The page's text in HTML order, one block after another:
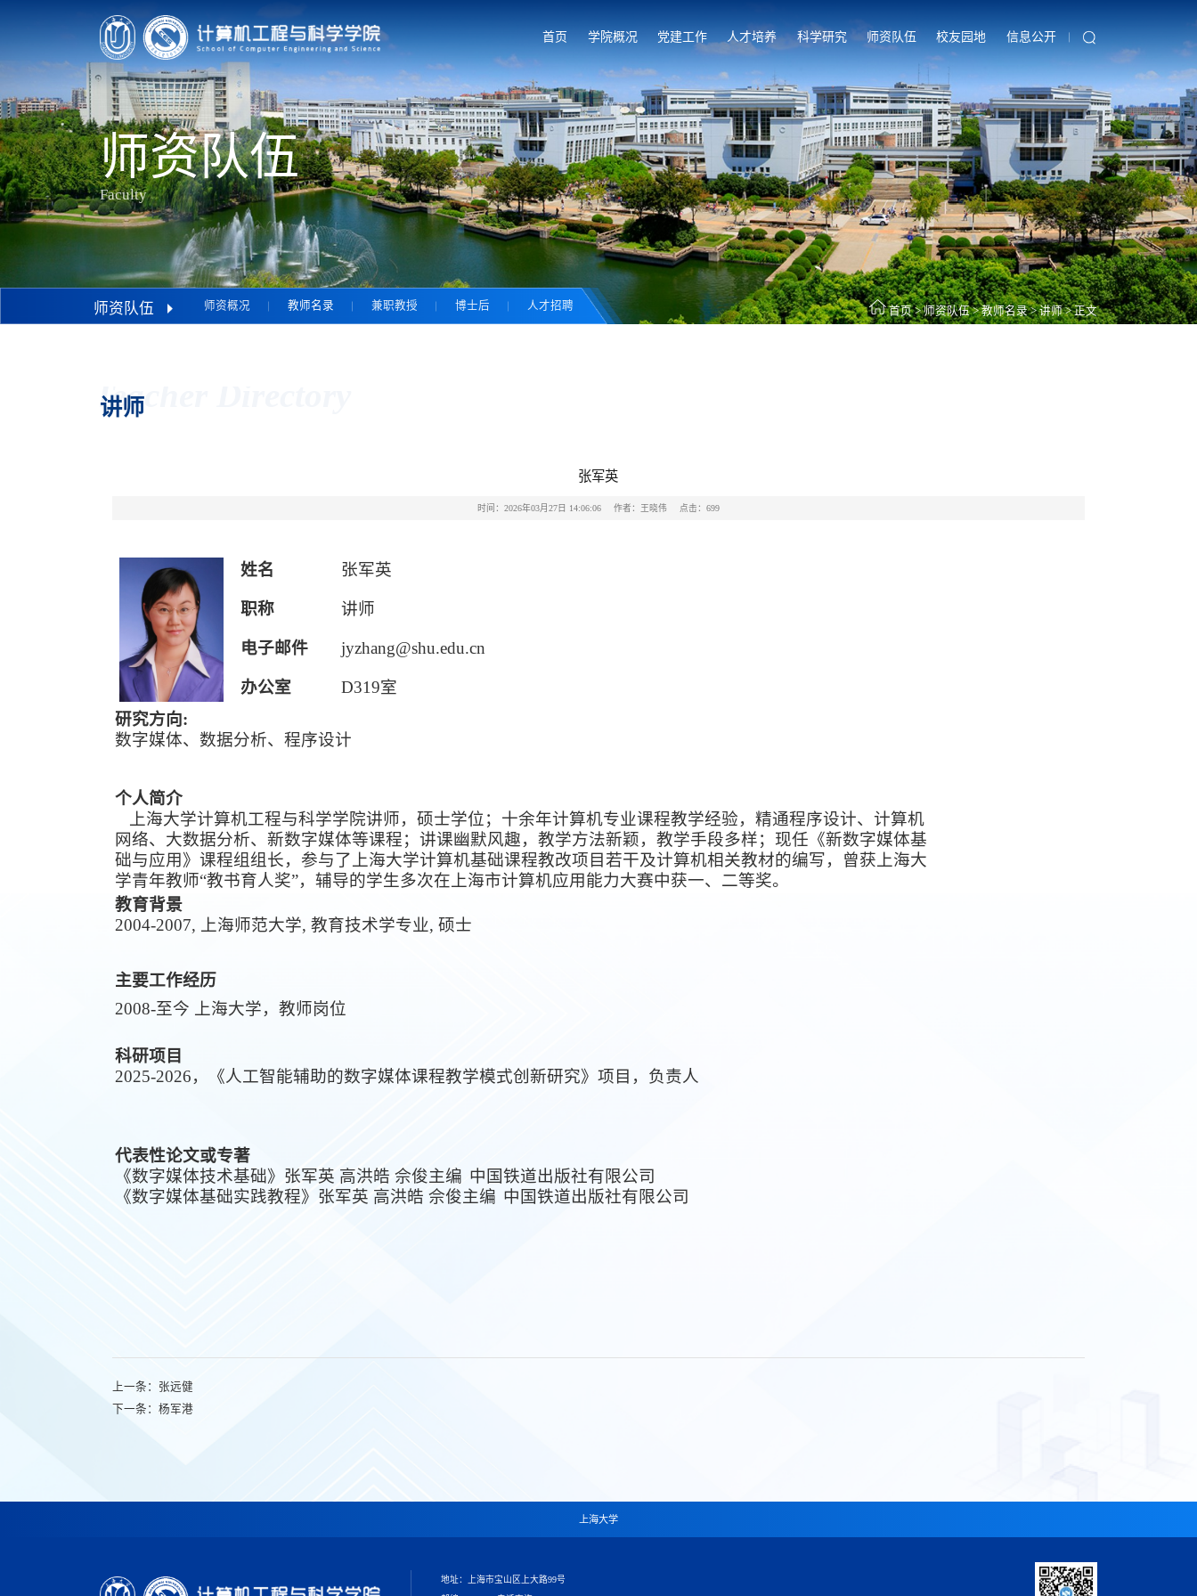
首页 学院概况 党建工作 人才培养 科学研究 师资队伍 校友园地 信息公开
师资队伍
Faculty
师资队伍 师资概况 教师名录 兼职教授 博士后 人才招聘 首页 > 师资队伍 > 教师名录 > 讲师 > 正文
Teacher Directory
讲师
张军英
时间：2026年03月27日 14:06:06 作者：王晓伟 点击： 699
姓名 张军英
职称 讲师
电子邮件 jyzhang@shu.edu.cn
办公室
D319室
研究方向:
数字媒体、数据分析、程序设计
个人简介
上海大学计算机工程与科学学院讲师，硕士学位；十余年计算机专业课程教学经验，精通程序设计、计算机
网络、大数据分析、新数字媒体等课程；讲课幽默风趣，教学方法新颖，教学手段多样；现任《新数字媒体基
础与应用》课程组组长，参与了上海大学计算机基础课程教改项目若干及计算机相关教材的编写，曾获上海大
学青年教师“教书育人奖”，辅导的学生多次在上海市计算机应用能力大赛中获一、二等奖。
教育背景
2004-2007, 上海师范大学, 教育技术学专业, 硕士
主要工作经历
2008-至今 上海大学，教师岗位
科研项目
2025-2026，《人工智能辅助的数字媒体课程教学模式创新研究》项目，负责人
代表性论文或专著
《数字媒体技术基础》张军英 高洪皓 佘俊主编 中国铁道出版社有限公司
《数字媒体基础实践教程》 张军英 高洪皓 佘俊主编 中国铁道出版社有限公司
上一条： 张远健
下一条： 杨军港
上海大学
地址：上海市宝山区上大路99号